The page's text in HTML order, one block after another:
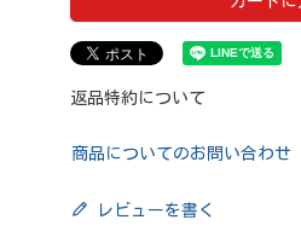
返品特約について
商品についてのお問い合わせ
レビューを書く